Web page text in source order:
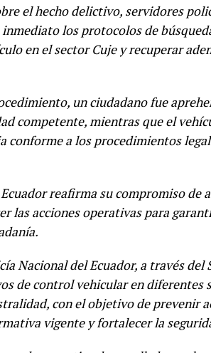
el hecho delictivo, servidores
los protocolos de
en el sector Cuje y recuperar
un ciudadano fue
competente, mientras que el
conforme a los procedimientos
reafirma su compromiso de
las acciones operativas para
Nacional del Ecuador, a través
de control vehicular en diferentes
con el objetivo de prevenir
vigente y fortalecer la